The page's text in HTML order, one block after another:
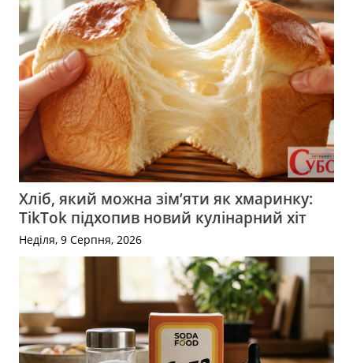
Хліб, який можна зім’яти як хмаринку:
TikTok підхопив новий кулінарний хіт
Неділя, 9 Серпня, 2026